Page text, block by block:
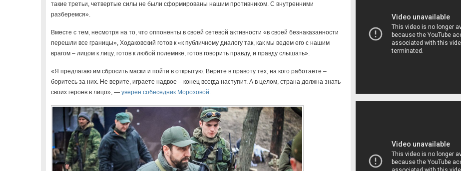
такие третьи, четвертые силы не были сформированы нашим противником. С внутренними
разберемся».
Вместе с тем, несмотря на то, что оппоненты в своей сетевой активности «в своей безнаказанности
перешли все границы», Ходаковский готов к «к публичному диалогу так, как мы ведем его с нашим
врагом – лицом к лицу, готов к любой полемике, готов говорить правду, и правду слышать».
«Я предлагаю им сбросить маски и пойти в открытую. Верите в правоту тех, на кого работаете –
боритесь за них. Не верите, играете надвое – конец всегда наступит. А в целом, страна должна знать
своих героев в лицо», — уверен собеседник Морозовой.